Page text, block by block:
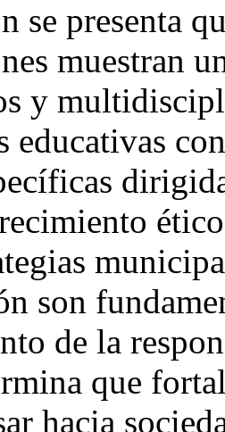
se presenta
muestran
y
educativas
son
de la
que
hacia